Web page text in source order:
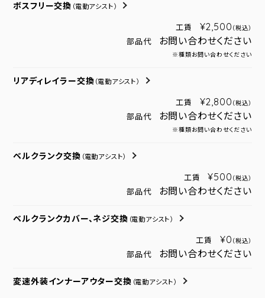
ボスフリー交換 （電動アシスト）
工賃 ¥2,500 （税込）
部品代 お問い合わせください
※種類お問い合わせください
リアディレイラー交換 （電動アシスト）
工賃 ¥2,800 （税込）
部品代 お問い合わせください
※種類お問い合わせください
ベルクランク交換 （電動アシスト）
工賃 ¥500 （税込）
部品代 お問い合わせください
ベルクランクカバー、ネジ交換 （電動アシスト）
工賃 ¥0 （税込）
部品代 お問い合わせください
変速外装インナーアウター交換 （電動アシスト）